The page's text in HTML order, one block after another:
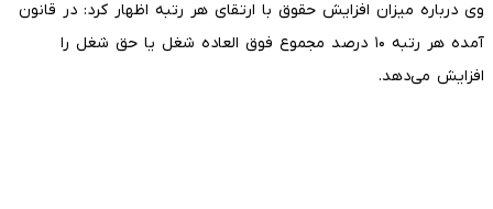
وی درباره میزان افزایش حقوق با ارتقای هر رتبه اظهار کرد: در قانون
آمده هر رتبه ۱۰ درصد مجموع فوق العاده شغل یا حق شغل را
افزایش می‌دهد.